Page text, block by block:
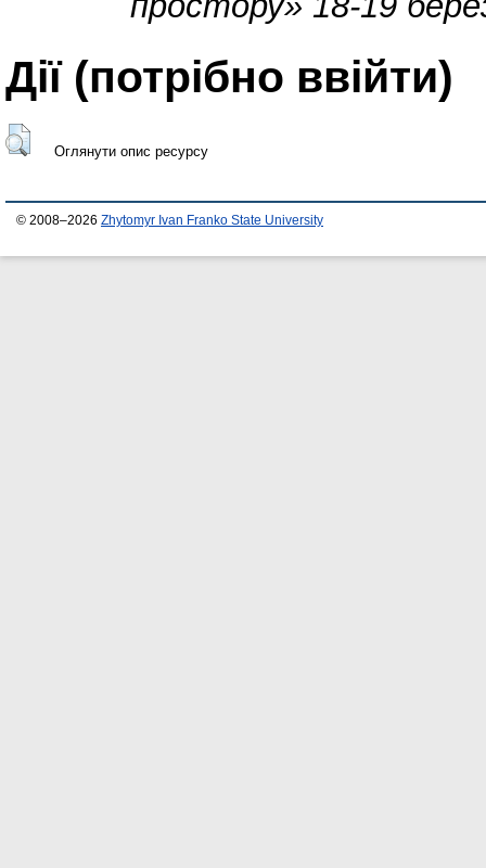
Дії ​​(потрібно ввійти)
Оглянути опис ресурсу
© 2008–2026 Zhytomyr Ivan Franko State University